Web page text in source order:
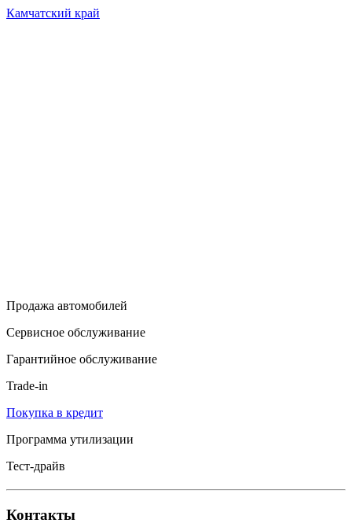
Камчатский край
Продажа автомобилей
Сервисное обслуживание
Гарантийное обслуживание
Trade-in
Покупка в кредит
Программа утилизации
Тест-драйв
Контакты